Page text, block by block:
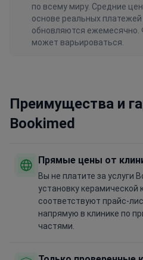
по всему миру. Средние
основе реальных
обновляются ежемесячно.
может варьироваться.
Преимущества и
Bookimed
Прямые цены от
Вы не платите за услуги
установку керамической
соответствуют прайс-
напрямую в клинике по
частями.